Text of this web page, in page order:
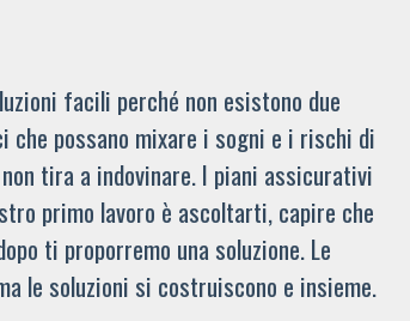
facili perché non esistono due
possano mixare i sogni e i rischi di
tira a indovinare. I piani assicurativi
primo lavoro è ascoltarti, capire che
ti proporremo una soluzione. Le
le soluzioni si costruiscono e insieme.